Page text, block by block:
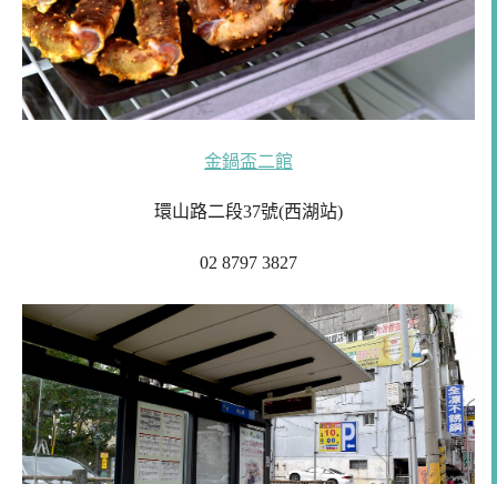
金鍋盃二館
環山路二段37號(西湖站)
02 8797 3827